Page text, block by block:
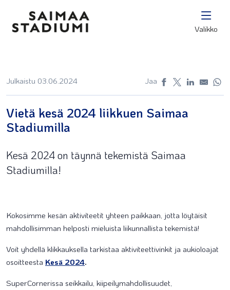
Valikko
Julkaistu 03.06.2024 Jaa
Vietä kesä 2024 liikkuen Saimaa
Stadiumilla
Kesä 2024 on täynnä tekemistä Saimaa
Stadiumilla!
Kokosimme kesän aktiviteetit yhteen paikkaan, jotta löytäisit
mahdollisimman helposti mieluista liikunnallista tekemistä!
Voit yhdellä klikkauksella tarkistaa aktiviteettivinkit ja aukioloajat
osoitteesta Kesä 2024.
SuperCornerissa seikkailu, kiipeilymahdollisuudet,